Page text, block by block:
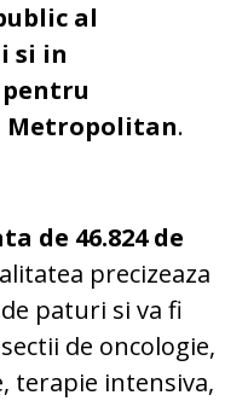
al
si in
Metropolitan.
de 46.824 de
precizeaza
paturi si va fi
de oncologie,
terapie intensiva,